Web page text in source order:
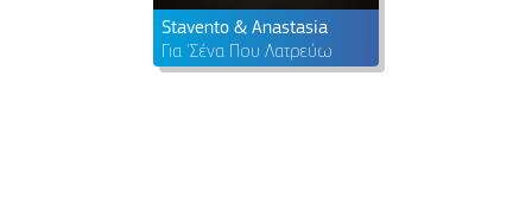
Stavento & Anastasia
Για 'Σένα Που Λατρεύω